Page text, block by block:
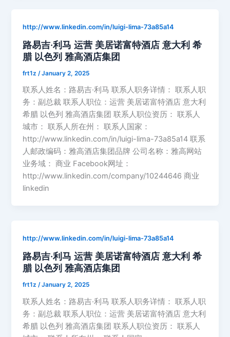
http://www.linkedin.com/in/luigi-lima-73a85a14
路易吉·利马 运营 美居诺富特酒店 意大利 希
腊 以色列 雅高酒店集团
frt1z /January 2, 2025
联系人姓名：路易吉·利马 联系人职务详情： 联系人职
务：副总裁 联系人职位：运营 美居诺富特酒店 意大利
希腊 以色列 雅高酒店集团 联系人职位资历： 联系人
城市： 联系人所在州： 联系人国家：
http://www.linkedin.com/in/luigi-lima-73a85a14 联系
人邮政编码：雅高酒店集团品牌 公司名称：雅高网站
业务域： 商业 Facebook网址：
http://www.linkedin.com/company/10244646 商业
linkedin
http://www.linkedin.com/in/luigi-lima-73a85a14
路易吉·利马 运营 美居诺富特酒店 意大利 希
腊 以色列 雅高酒店集团
frt1z /January 2, 2025
联系人姓名：路易吉·利马 联系人职务详情： 联系人职
务：副总裁 联系人职位：运营 美居诺富特酒店 意大利
希腊 以色列 雅高酒店集团 联系人职位资历： 联系人